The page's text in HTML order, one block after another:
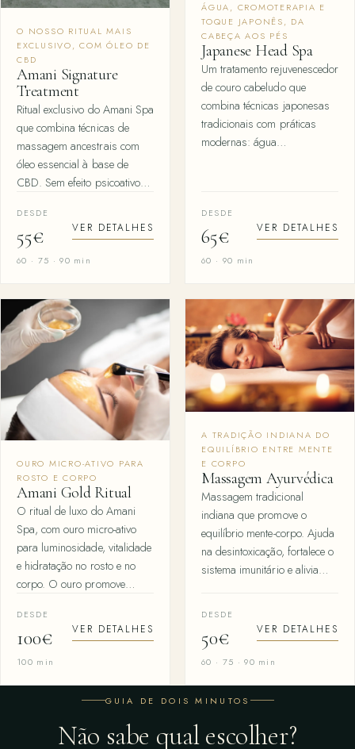
O NOSSO RITUAL MAIS
EXCLUSIVO, COM ÓLEO DE
CBD
Amani Signature
Treatment
Ritual exclusivo do Amani Spa
que combina técnicas de
massagem ancestrais com
óleo essencial à base de
CBD. Sem efeito psicoativo…
DESDE
55€ VER DETALHES
60 · 75 · 90 min
ÁGUA, CROMOTERAPIA E
TOQUE JAPONÊS, DA
CABEÇA AOS PÉS
Japanese Head Spa
Um tratamento rejuvenescedor
de couro cabeludo que
combina técnicas japonesas
tradicionais com práticas
modernas: água…
DESDE
65€ VER DETALHES
60 · 90 min
OURO MICRO-ATIVO PARA
ROSTO E CORPO
Amani Gold Ritual
O ritual de luxo do Amani
Spa, com ouro micro-ativo
para luminosidade, vitalidade
e hidratação no rosto e no
corpo. O ouro promove…
DESDE
100€ VER DETALHES
100 min
A TRADIÇÃO INDIANA DO
EQUILÍBRIO ENTRE MENTE
E CORPO
Massagem Ayurvédica
Massagem tradicional
indiana que promove o
equilíbrio mente-corpo. Ajuda
na desintoxicação, fortalece o
sistema imunitário e alivia…
DESDE
50€ VER DETALHES
60 · 75 · 90 min
GUIA DE DOIS MINUTOS
Não sabe qual escolher?